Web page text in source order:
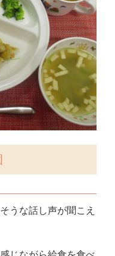
うな話し声が聞こえ